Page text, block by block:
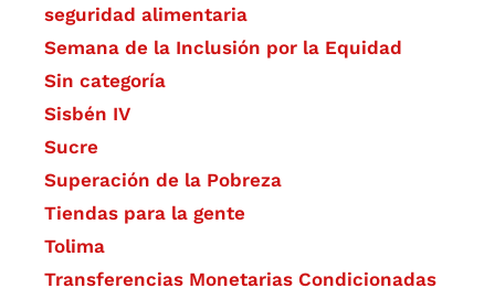
seguridad alimentaria
Semana de la Inclusión por la Equidad
Sin categoría
Sisbén IV
Sucre
Superación de la Pobreza
Tiendas para la gente
Tolima
Transferencias Monetarias Condicionadas